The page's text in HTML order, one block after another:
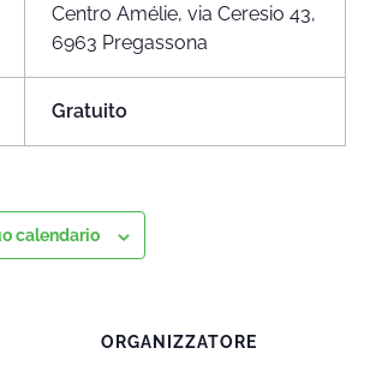
Centro Amélie, via Ceresio 43,
6963 Pregassona
Gratuito
calendario
ORGANIZZATORE